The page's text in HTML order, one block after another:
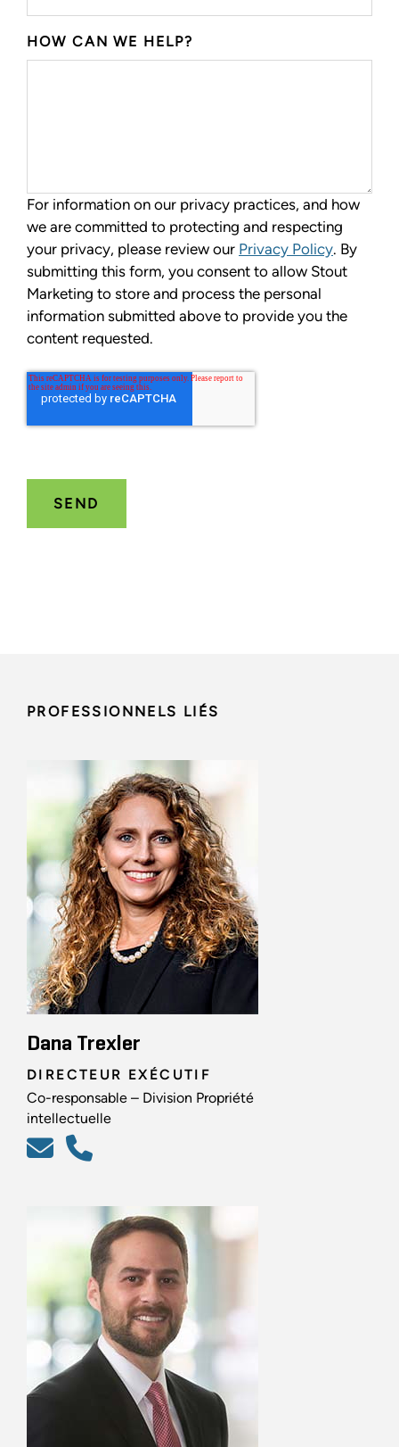
HOW CAN WE HELP?
For information on our privacy practices, and how
we are committed to protecting and respecting
your privacy, please review our Privacy Policy. By
submitting this form, you consent to allow Stout
Marketing to store and process the personal
information submitted above to provide you the
content requested.
PROFESSIONNELS LIÉS
Dana Trexler
DIRECTEUR EXÉCUTIF
Co-responsable – Division Propriété
intellectuelle